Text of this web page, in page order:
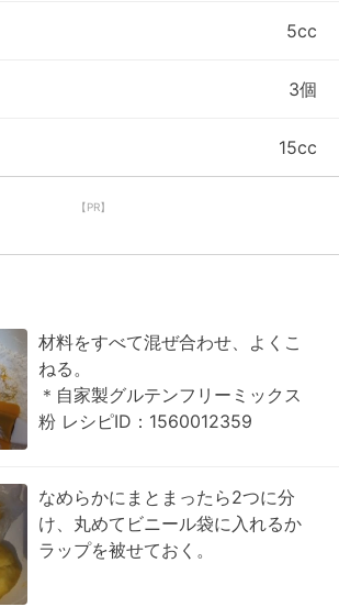
5cc
3個
15cc
【PR】
材料をすべて混ぜ合わせ、よくこ
ねる。
＊自家製グルテンフリーミックス
粉 レシピID：1560012359
なめらかにまとまったら2つに分
け、丸めてビニール袋に入れるか
ラップを被せておく。